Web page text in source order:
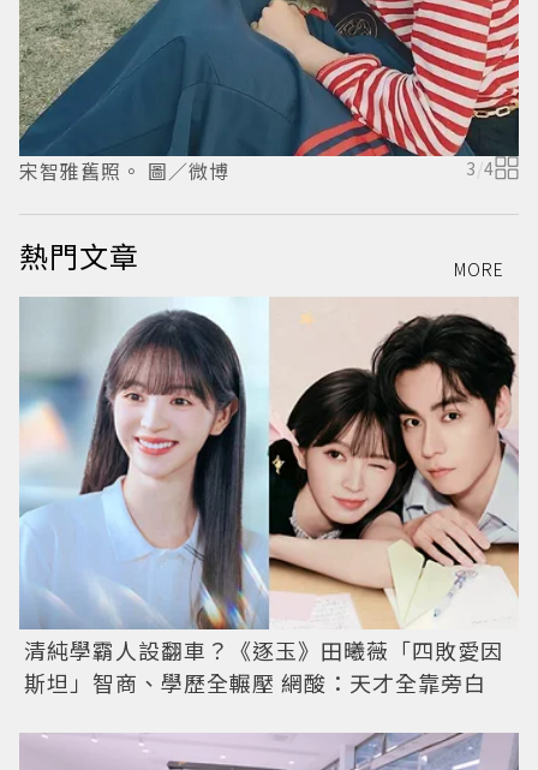
宋智雅舊照。 圖／微博 3/4
熱門文章 MORE
清純學霸人設翻車？《逐玉》田曦薇「四敗愛因
斯坦」智商、學歷全輾壓 網酸：天才全靠旁白